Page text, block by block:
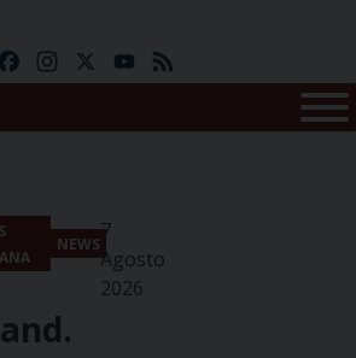
FacebookInstagramYouTube
NEWS
7
Agosto
2026